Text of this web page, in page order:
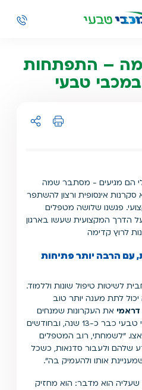
– התפתחות
טבעי
הם מגיעים - מסתבר שמה
אינסופית ורצון להשתפר
פגשנו שלושה מטפלים
הדרך המקצועית שעשו בארגון
לרוץ קדימה
עם הרבה יותר פתיחות
לשיטות טיפול שונות וללמוד.
לתת מענה יותר טוב
דראמי את העקרונות שמנחים
אותו כמטפל שנמצא במכבי טבעי כבר כ-13 שנה, ובחודשים
"לשמחתי, רוב המטפלים
שלהם ולעבור סדנאות, כשכל
אותו ולהעמיק בה".
הוא מדבר: הוא מחזיק